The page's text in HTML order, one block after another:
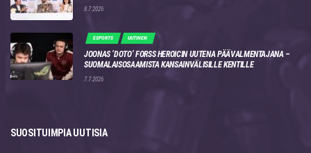
8.7.2026
ESPORTS UUTINEN
JOONAS ‘DOTO’ FORSS HEROICIN UUTENA PÄÄVALMENTAJANA –
SUOMALAISOSAAMISTA KANSAINVÄLISILLE KENTILLE
7.7.2026
SUOSITUIMPIA UUTISIA